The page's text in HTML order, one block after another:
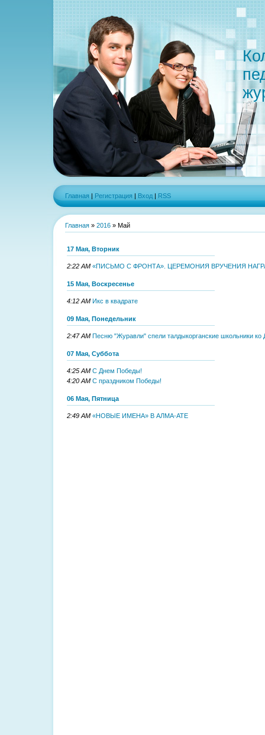
Главная | Регистрация | Вход | RSS
Главная » 2016 » Май
17 Мая, Вторник
2:22 AM «ПИСЬМО С ФРОНТА». ЦЕРЕМОНИЯ ВРУЧЕНИЯ
15 Мая, Воскресенье
4:12 AM Икс в квадрате
09 Мая, Понедельник
2:47 AM Песню "Журавли" спели талдыкорганские школьники
07 Мая, Суббота
4:25 AM С Днем Победы!
4:20 AM С праздником Победы!
06 Мая, Пятница
2:49 AM «НОВЫЕ ИМЕНА» В АЛМА-АТЕ